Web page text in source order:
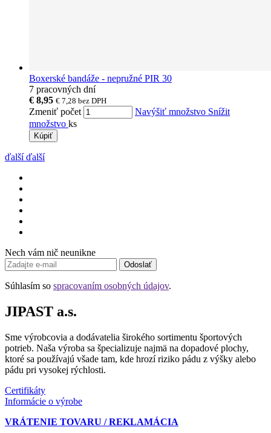
Boxerské bandáže - nepružné PIR 30
7 pracovných dní
€ 8,95 € 7,28 bez DPH
Zmeniť počet Navýšiť množstvo Snížit
množstvo ks
Kúpiť
ďalší ďalší
Nech vám nič neunikne
Odoslať
Súhlasím so spracovaním osobných údajov.
JIPAST a.s.
Sme výrobcovia a dodávatelia širokého sortimentu športových
potrieb. Naša výroba sa špecializuje najmä na dopadové plochy,
ktoré sa používajú všade tam, kde hrozí riziko pádu z výšky alebo
pádu pri vysokej rýchlosti.
Certifikáty
Informácie o výrobe
VRÁTENIE TOVARU / REKLAMÁCIA